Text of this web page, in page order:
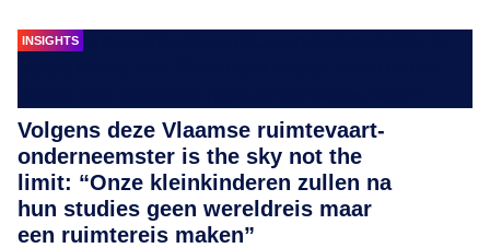
INSIGHTS
Volgens deze Vlaamse ruimtevaart-
onderneemster is the sky not the
limit: “Onze kleinkinderen zullen na
hun studies geen wereldreis maar
een ruimtereis maken”